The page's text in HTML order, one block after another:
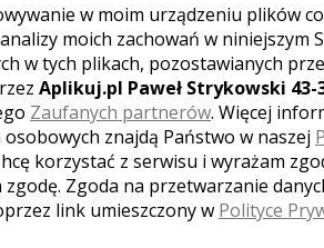
w moim urządzeniu plików
moich zachowań w niniejszym
w tych plikach, pozostawianych
Aplikuj.pl Paweł Strykowski 43-
Zaufanych partnerów. Więcej
znajdą Państwo w naszej
korzystać z serwisu i wyrażam
Zgoda na przetwarzanie
link umieszczony w Polityce